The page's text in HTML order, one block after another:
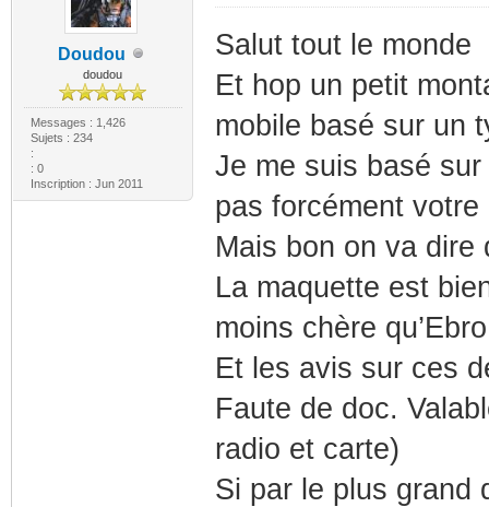
Doudou
doudou
Messages : 1,426
Sujets : 234
:
: 0
Inscription : Jun 2011
Salut tout le monde
Et hop un petit
mobile basé sur un
Je me suis basé
pas forcément
Mais bon on va dire
La maquette est
moins chère qu’Ebro
Et les avis sur ces
Faute de doc.
radio et carte)
Si par le plus grand